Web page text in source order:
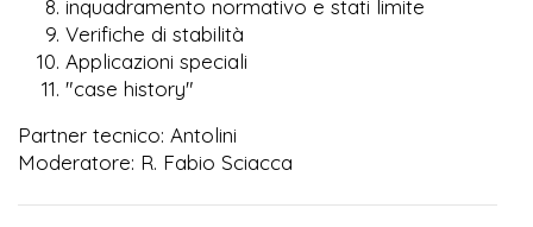
inquadramento normativo e stati limite
Verifiche di stabilità
Applicazioni speciali
"case history"
Partner tecnico: Antolini
Moderatore: R. Fabio Sciacca